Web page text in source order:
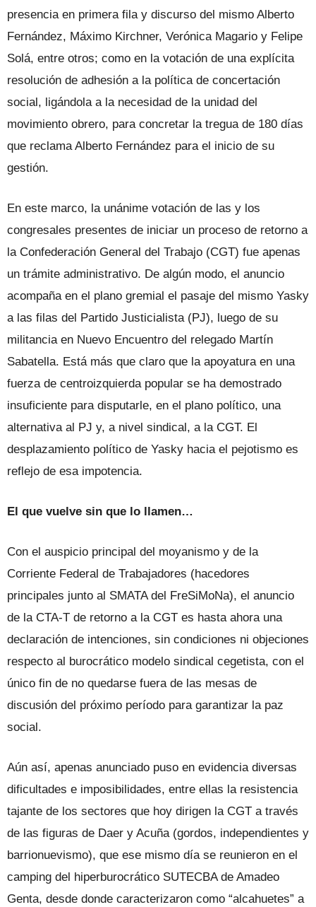
presencia en primera fila y discurso del mismo Alberto
Fernández, Máximo Kirchner, Verónica Magario y Felipe
Solá, entre otros; como en la votación de una explícita
resolución de adhesión a la política de concertación
social, ligándola a la necesidad de la unidad del
movimiento obrero, para concretar la tregua de 180 días
que reclama Alberto Fernández para el inicio de su
gestión.
En este marco, la unánime votación de las y los
congresales presentes de iniciar un proceso de retorno a
la Confederación General del Trabajo (CGT) fue apenas
un trámite administrativo. De algún modo, el anuncio
acompaña en el plano gremial el pasaje del mismo Yasky
a las filas del Partido Justicialista (PJ), luego de su
militancia en Nuevo Encuentro del relegado Martín
Sabatella. Está más que claro que la apoyatura en una
fuerza de centroizquierda popular se ha demostrado
insuficiente para disputarle, en el plano político, una
alternativa al PJ y, a nivel sindical, a la CGT. El
desplazamiento político de Yasky hacia el pejotismo es
reflejo de esa impotencia.
El que vuelve sin que lo llamen…
Con el auspicio principal del moyanismo y de la
Corriente Federal de Trabajadores (hacedores
principales junto al SMATA del FreSiMoNa), el anuncio
de la CTA-T de retorno a la CGT es hasta ahora una
declaración de intenciones, sin condiciones ni objeciones
respecto al burocrático modelo sindical cegetista, con el
único fin de no quedarse fuera de las mesas de
discusión del próximo período para garantizar la paz
social.
Aún así, apenas anunciado puso en evidencia diversas
dificultades e imposibilidades, entre ellas la resistencia
tajante de los sectores que hoy dirigen la CGT a través
de las figuras de Daer y Acuña (gordos, independientes y
barrionuevismo), que ese mismo día se reunieron en el
camping del hiperburocrático SUTECBA de Amadeo
Genta, desde donde caracterizaron como “alcahuetes” a